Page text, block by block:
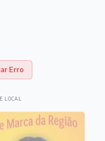
Erro
LOCAL